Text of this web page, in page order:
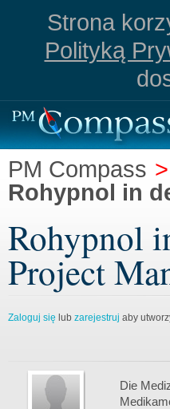
Strona
Polityką
PM Compass >
Rohypnol in
Rohypnol
Project
Zaloguj się lub zarejestruj aby
Die